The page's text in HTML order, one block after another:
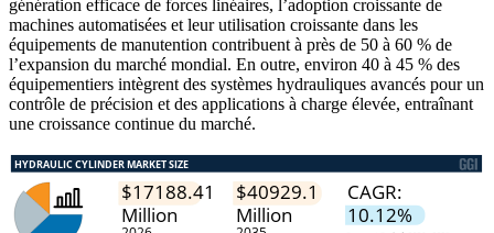
génération efficace de forces linéaires, l’adoption croissante de
machines automatisées et leur utilisation croissante dans les
équipements de manutention contribuent à près de 50 à 60 % de
l’expansion du marché mondial. En outre, environ 40 à 45 % des
équipementiers intègrent des systèmes hydrauliques avancés pour un
contrôle de précision et des applications à charge élevée, entraînant
une croissance continue du marché.